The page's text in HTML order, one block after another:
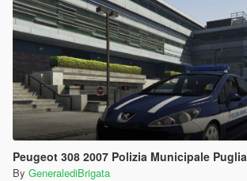
Peugeot 308 2007 Polizia Municipale Puglia
By GeneralediBrigata